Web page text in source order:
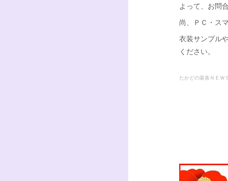
よって、お問
尚、ＰＣ・ス
衣装サンプル
ください。
たかどの装舎ＮＥＷ